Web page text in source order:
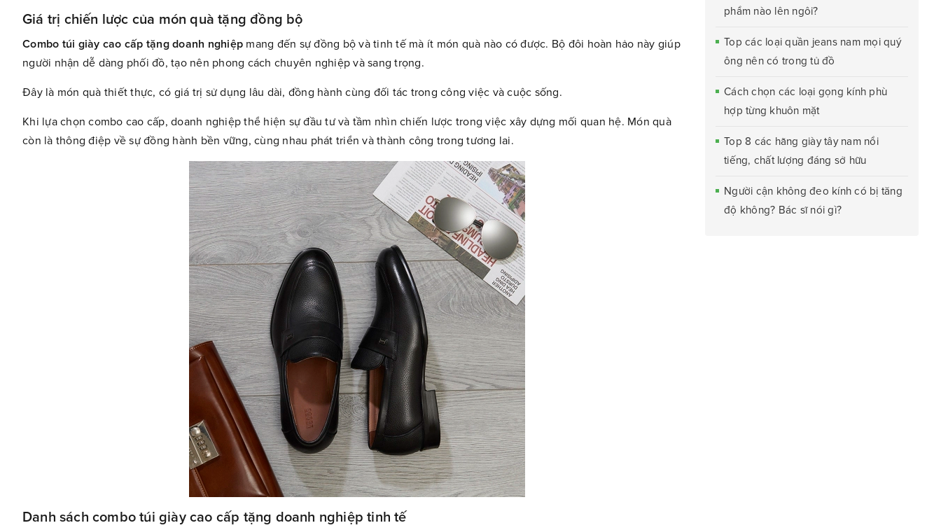
Giá trị chiến lược của món quà tặng đồng bộ
Combo túi giày cao cấp tặng doanh nghiệp mang đến sự đồng bộ và tinh tế mà ít món quà nào có được. Bộ đôi hoàn hảo này giúp
người nhận dễ dàng phối đồ, tạo nên phong cách chuyên nghiệp và sang trọng.
Đây là món quà thiết thực, có giá trị sử dụng lâu dài, đồng hành cùng đối tác trong công việc và cuộc sống.
Khi lựa chọn combo cao cấp, doanh nghiệp thể hiện sự đầu tư và tầm nhìn chiến lược trong việc xây dựng mối quan hệ. Món quà
còn là thông điệp về sự đồng hành bền vững, cùng nhau phát triển và thành công trong tương lai.
Danh sách combo túi giày cao cấp tặng doanh nghiệp tinh tế
phẩm nào lên ngôi?
Top các loại quần jeans nam mọi quý
ông nên có trong tủ đồ
Cách chọn các loại gọng kính phù
hợp từng khuôn mặt
Top 8 các hãng giày tây nam nổi
tiếng, chất lượng đáng sở hữu
Người cận không đeo kính có bị tăng
độ không? Bác sĩ nói gì?